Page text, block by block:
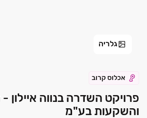
גלריה
אכלוס קרוב
פרויקט השדרה בנווה
והשקעות בע"מ